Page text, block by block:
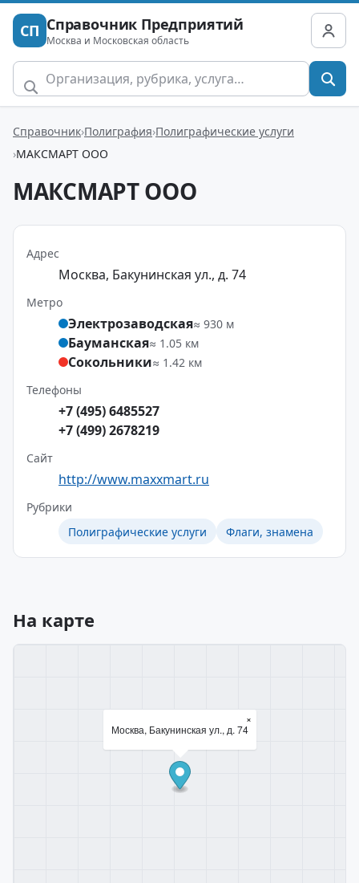
СП Справочник Предприятий
Москва и Московская область
Справочник Полиграфия Полиграфические услуги
МАКСМАРТ ООО
МАКСМАРТ ООО
Адрес
Москва, Бакунинская ул., д. 74
Метро
Электрозаводская≈ 930 м
Бауманская≈ 1.05 км
Сокольники≈ 1.42 км
Телефоны
+7 (495) 6485527
+7 (499) 2678219
Сайт
http://www.maxxmart.ru
Рубрики
Полиграфические услуги
Флаги, знамена
На карте
Москва, Бакунинская ул., д. 74
×